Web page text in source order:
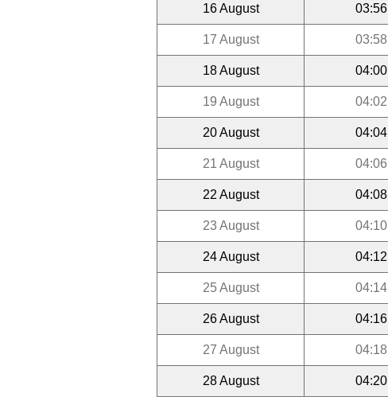
16 August 03:56
17 August 03:58
18 August 04:00
19 August 04:02
20 August 04:04
21 August 04:06
22 August 04:08
23 August 04:10
24 August 04:12
25 August 04:14
26 August 04:16
27 August 04:18
28 August 04:20